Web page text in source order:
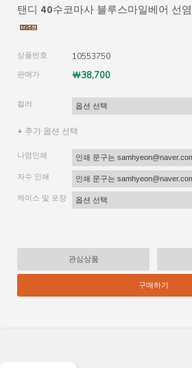
탠디 40수코마사 블루스마일베어 선
상품번호 10553750
판매가 ￦38,700
컬러
+ 추가 옵션 선택
나염인쇄
자수 인쇄
케이스 및 포장
관심상품
구매하기